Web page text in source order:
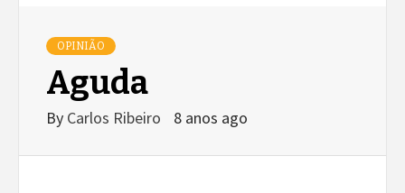
OPINIÃO
Aguda
By Carlos Ribeiro 8 anos ago